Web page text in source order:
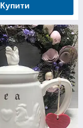
Купити